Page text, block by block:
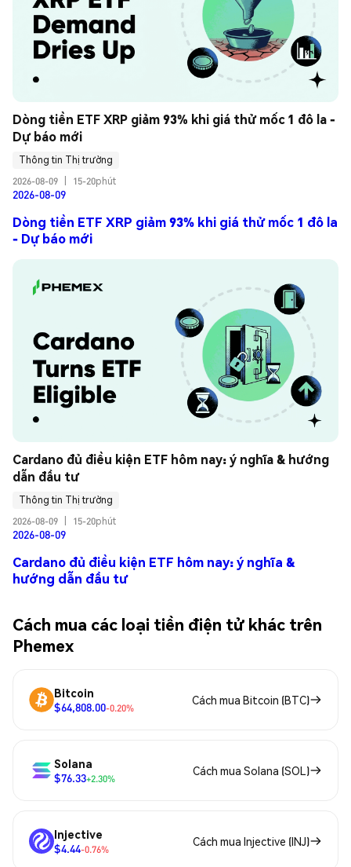
Dòng tiền ETF XRP giảm 93% khi giá thử mốc 1 đô la -
Dự báo mới
Thông tin Thị trường
2026-08-09
15-20phút
2026-08-09
Dòng tiền ETF XRP giảm 93% khi giá thử mốc 1 đô la
- Dự báo mới
Cardano đủ điều kiện ETF hôm nay: ý nghĩa & hướng
dẫn đầu tư
Thông tin Thị trường
2026-08-09
15-20phút
2026-08-09
Cardano đủ điều kiện ETF hôm nay: ý nghĩa &
hướng dẫn đầu tư
Cách mua các loại tiền điện tử khác trên
Phemex
Bitcoin
$64,808.00-0.20%
Cách mua Bitcoin (BTC)
Solana
$76.33+2.30%
Cách mua Solana (SOL)
Injective
$4.44-0.76%
Cách mua Injective (INJ)